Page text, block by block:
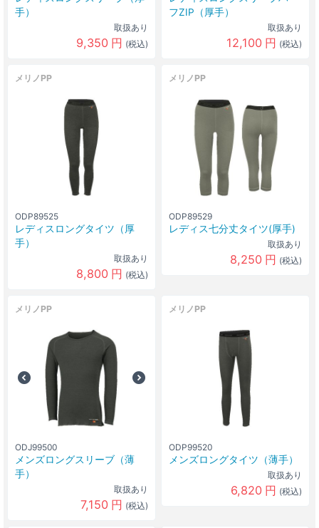
手）
取扱あり
9,350 円 (税込)
フZIP（厚手）
取扱あり
12,100 円 (税込)
メリノPP
ODP89525
レディスロングタイツ（厚
手）
取扱あり
8,800 円 (税込)
メリノPP
ODP89529
レディス七分丈タイツ(厚手)
取扱あり
8,250 円 (税込)
メリノPP
ODJ99500
メンズロングスリーブ（薄
手）
取扱あり
7,150 円 (税込)
メリノPP
ODP99520
メンズロングタイツ（薄手）
取扱あり
6,820 円 (税込)